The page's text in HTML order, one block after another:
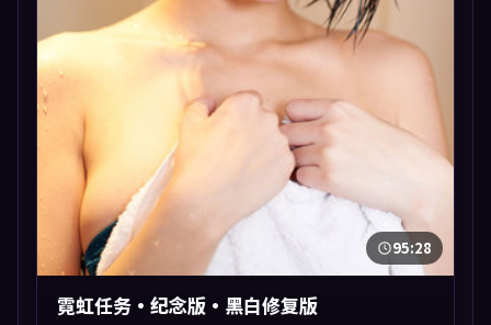
95:28
霓虹任务·纪念版·黑白修复版